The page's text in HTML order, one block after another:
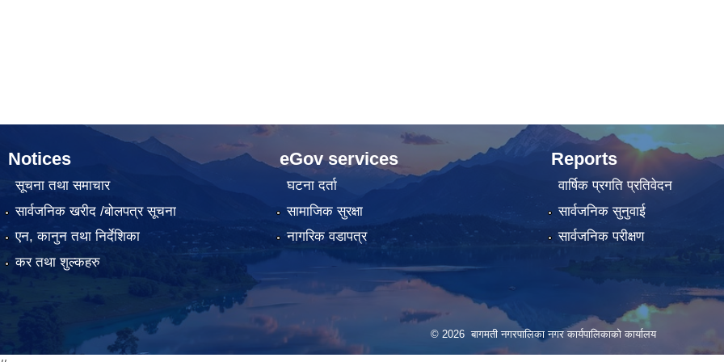
Notices
सूचना तथा समाचार
सार्वजनिक खरीद /बोलपत्र सूचना
एन, कानुन तथा निर्देशिका
कर तथा शुल्कहरु
eGov services
घटना दर्ता
सामाजिक सुरक्षा
नागरिक वडापत्र
Reports
वार्षिक प्रगति प्रतिवेदन
सार्वजनिक सुनुवाई
सार्वजनिक परीक्षण
© 2026 बागमती नगरपालिका नगर कार्यपालिकाको कार्यालय